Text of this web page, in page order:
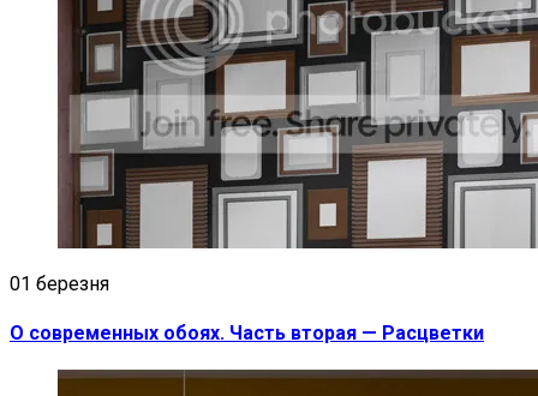
01 березня
О современных обоях. Часть вторая — Расцветки